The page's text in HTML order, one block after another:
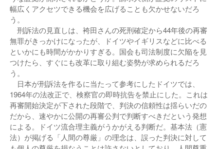
幅広くアクセツできる機会を広げることも欠かせないだろ
う。
刑訴法の見直しは、袴田さんの死刑確定から44年後の再審
無罪がきっかけになったが、ドイツやイギリスなどに比べる
といかにも時間がかかりすぎる。国会も司法制度に欠陥を見
つけたら、すぐにも改革に取り組む姿勢が求められるだろ
う
日本が刑訴法を作るに当たって参考にしたドイツでは、
1964年の法改正で、検察官の即時抗告を禁止にした。これは
再審開始決定が下された段階で、判決の信頼性は揺らいだの
だから、速やかに公開の再審公判で判断すべきだという発想
による。ドイツ流合理主義がうかがえる判断だ。基本法（憲
法）が掲げる「人間の尊厳」の理念は、誤った判決に対して